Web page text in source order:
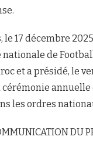
le 17 décembre
nationale de
et a présidé, le
cérémonie
les ordres
DU